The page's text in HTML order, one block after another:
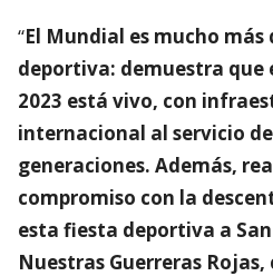
“El Mundial es mucho
deportiva: demuestra que
2023 está vivo, con
internacional al servicio
generaciones. Además,
compromiso con la
esta fiesta deportiva a San
Nuestras Guerreras